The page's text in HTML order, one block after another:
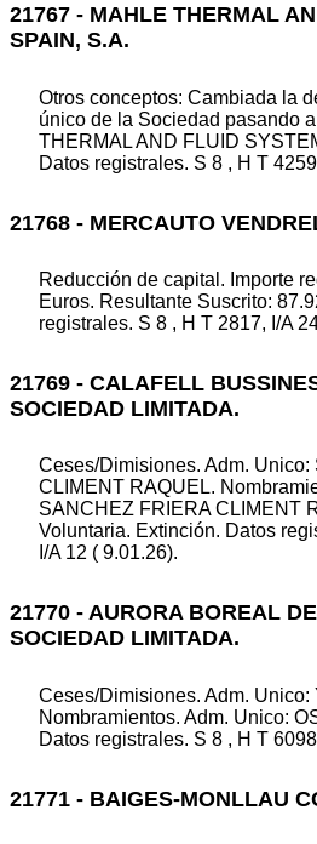
21767 - MAHLE THERMAL
SPAIN, S.A.
Otros conceptos: Cambiada la
único de la Sociedad pasando
THERMAL AND FLUID
Datos registrales. S 8 , H T
21768 - MERCAUTO
Reducción de capital. Importe
Euros. Resultante Suscrito:
registrales. S 8 , H T 2817, I/A
21769 - CALAFELL
SOCIEDAD LIMITADA.
Ceses/Dimisiones. Adm.
CLIMENT RAQUEL.
SANCHEZ FRIERA CLIMENT
Voluntaria. Extinción. Datos
I/A 12 ( 9.01.26).
21770 - AURORA BOREAL
SOCIEDAD LIMITADA.
Ceses/Dimisiones. Adm. Unico:
Nombramientos. Adm. Unico:
Datos registrales. S 8 , H T
21771 - BAIGES-MONLLAU